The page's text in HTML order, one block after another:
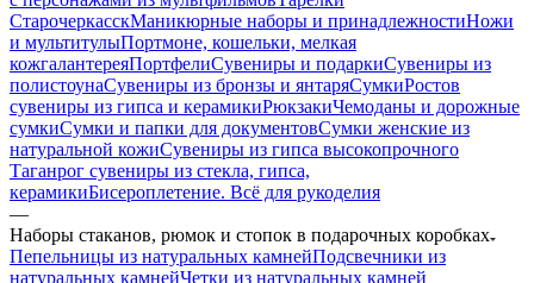
СтарочеркасскМаникюрные наборы и принадлежностиНожи
и мультитулыПортмоне, кошельки, мелкая
кожгалантереяПортфелиСувениры и подаркиСувениры из
полистоунаСувениры из бронзы и янтаряСумкиРостов
сувениры из гипса и керамикиРюкзакиЧемоданы и дорожные
сумкиСумки и папки для документовСумки женские из
натуральной кожиСувениры из гипса высокопрочного
Таганрог сувениры из стекла, гипса,
керамикиБисероплетение. Всё для рукоделия
—
Наборы стаканов, рюмок и стопок в подарочных коробках
Пепельницы из натуральных камнейПодсвечники из
натуральных камнейЧетки из натуральных камней